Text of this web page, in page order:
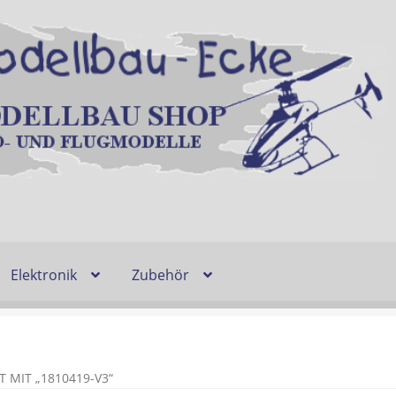
Elektronik Zubehör
Lieferzeit & Verfügbarkeit
MIT „1810419-V3“